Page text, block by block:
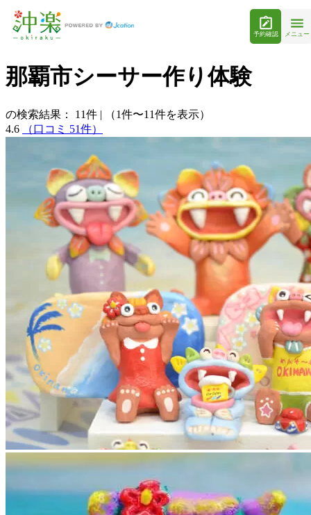
予約確認 メニュー
那覇市シーサー作り体験
の検索結果： 11件 |
（1件〜11件を表示）
4.6
（口コミ 51件）